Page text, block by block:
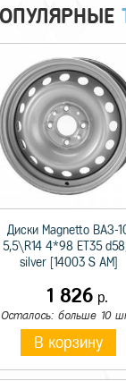
Диски Magnetto ВАЗ-
5,5\R14 4*98 ET35
silver [14003 S AM]
1 826 р.
Осталось: больше 10
В корзину